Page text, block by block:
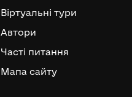
Віртуальні тури
Автори
Часті питання
Мапа сайту